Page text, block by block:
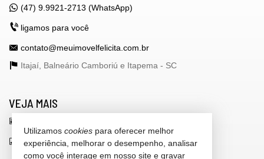
(47) 9.9921-2713 (WhatsApp)
ligamos para você
contato@meuimovelfelicita.com.br
Itajaí, Balneário Camboriú e Itapema - SC
VEJA MAIS
indicadores financeiros
Utilizamos cookies para oferecer melhor
experiência, melhorar o desempenho, analisar
como você interage em nosso site e gravar